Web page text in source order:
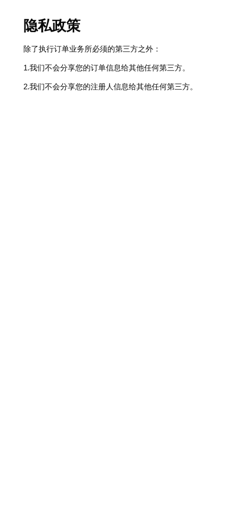
隐私政策
除了执行订单业务所必须的第三方之外：
1.我们不会分享您的订单信息给其他任何第三方。
2.我们不会分享您的注册人信息给其他任何第三方。